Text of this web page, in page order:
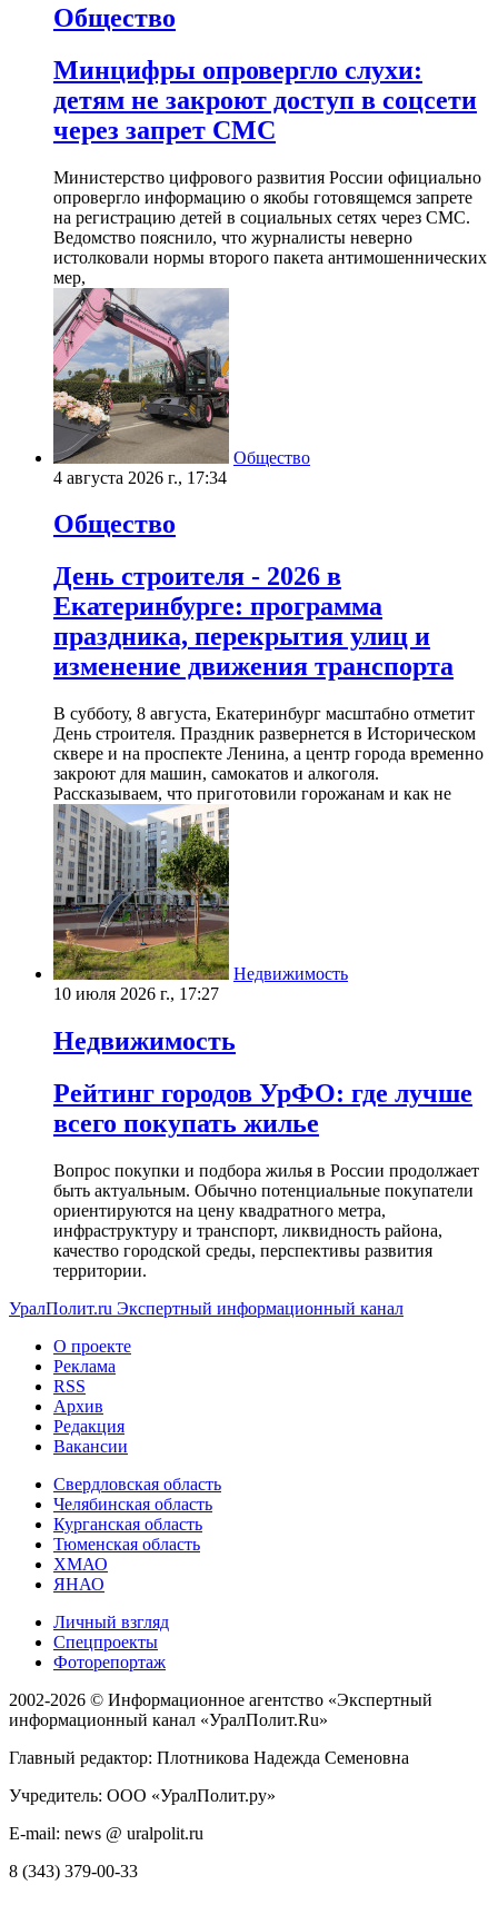
Общество
Минцифры опровергло слухи:
детям не закроют доступ в соцсети
через запрет СМС
Министерство цифрового развития России официально
опровергло информацию о якобы готовящемся запрете
на регистрацию детей в социальных сетях через СМС.
Ведомство пояснило, что журналисты неверно
истолковали нормы второго пакета антимошеннических
мер,
Общество
4 августа 2026 г., 17:34
Общество
День строителя - 2026 в
Екатеринбурге: программа
праздника, перекрытия улиц и
изменение движения транспорта
В субботу, 8 августа, Екатеринбург масштабно отметит
День строителя. Праздник развернется в Историческом
сквере и на проспекте Ленина, а центр города временно
закроют для машин, самокатов и алкоголя.
Рассказываем, что приготовили горожанам и как не
Недвижимость
10 июля 2026 г., 17:27
Недвижимость
Рейтинг городов УрФО: где лучше
всего покупать жилье
Вопрос покупки и подбора жилья в России продолжает
быть актуальным. Обычно потенциальные покупатели
ориентируются на цену квадратного метра,
инфраструктуру и транспорт, ликвидность района,
качество городской среды, перспективы развития
территории.
УралПолит.ru Экспертный информационный канал
О проекте
Реклама
RSS
Архив
Редакция
Вакансии
Свердловская область
Челябинская область
Курганская область
Тюменская область
ХМАО
ЯНАО
Личный взгляд
Спецпроекты
Фоторепортаж
2002-2026 © Информационное агентство «Экспертный
информационный канал «УралПолит.Ru»
Главный редактор: Плотникова Надежда Семеновна
Учредитель: ООО «УралПолит.ру»
E-mail: news @ uralpolit.ru
8 (343) 379-00-33